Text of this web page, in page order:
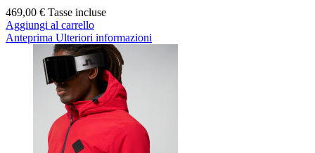
469,00 € Tasse incluse
Aggiungi al carrello
Anteprima Ulteriori informazioni